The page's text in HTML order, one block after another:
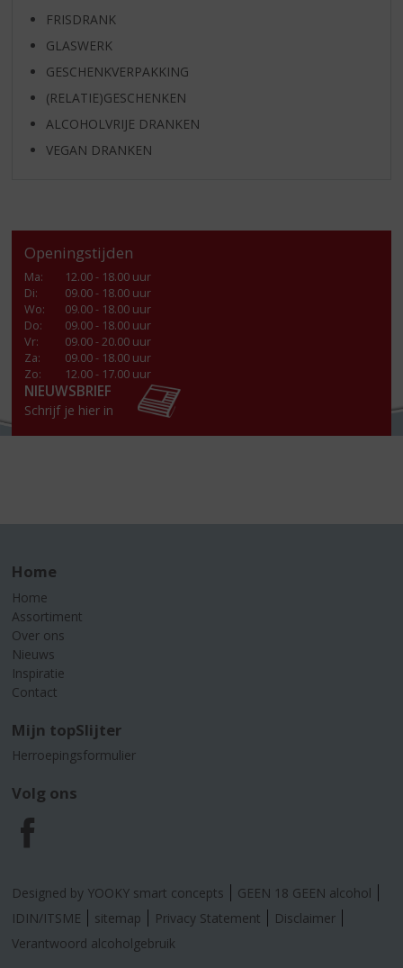
FRISDRANK
GLASWERK
GESCHENKVERPAKKING
(RELATIE)GESCHENKEN
ALCOHOLVRIJE DRANKEN
VEGAN DRANKEN
Openingstijden
Ma:
12.00 - 18.00 uur
Di:
09.00 - 18.00 uur
Wo:
09.00 - 18.00 uur
Do:
09.00 - 18.00 uur
Vr:
09.00 - 20.00 uur
Za:
09.00 - 18.00 uur
Zo:
12.00 - 17.00 uur
NIEUWSBRIEF
Schrijf je hier in
Home
Home
Assortiment
Over ons
Nieuws
Inspiratie
Contact
Mijn topSlijter
Herroepingsformulier
Volg ons
F
a
c
Designed by YOOKY smart concepts
GEEN 18 GEEN alcohol
IDIN/ITSME
sitemap Privacy Statement
Disclaimer
Verantwoord alcoholgebruik